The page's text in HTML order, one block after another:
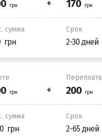
сумма Срок
2-30 дней
Переплата
сумма Срок
2-65 дней